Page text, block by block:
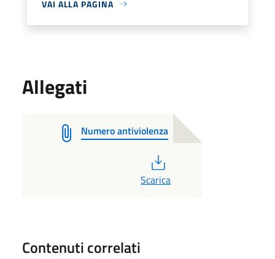
VAI ALLA PAGINA
Allegati
Numero antiviolenza
Scarica
Contenuti correlati